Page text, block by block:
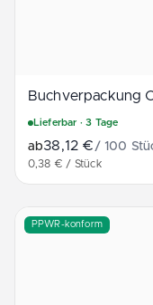
Buch­verpackung
Lieferbar · 3 Tage
ab38,12 € / 100
0,38 € / Stück
Mailing-Box GS1/2,
PPWR-konform